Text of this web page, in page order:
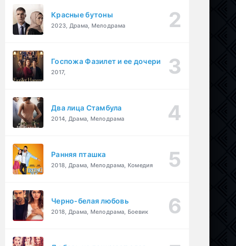
Красные бутоны
2023, Драма, Мелодрама
Госпожа Фазилет и ее дочери
2017,
Два лица Стамбула
2014, Драма, Мелодрама
Ранняя пташка
2018, Драма, Мелодрама, Комедия
Черно-белая любовь
2018, Драма, Мелодрама, Боевик